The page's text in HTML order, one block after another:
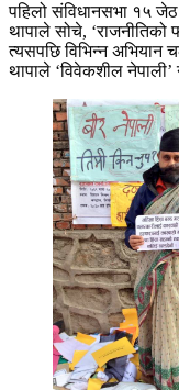
पहिलो संविधानसभा १५ जेठ
थापाले सोचे, ‘राजनीतिको
त्यसपछि विभिन्न अभियान
थापाले ‘विवेकशील